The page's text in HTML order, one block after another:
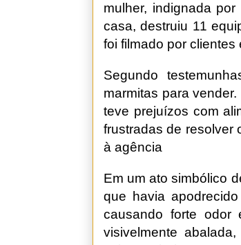
mulher, indignada
casa, destruiu 11
foi filmado por
Segundo
marmitas para
teve prejuízos com
frustradas de resolver
à agência
Em um ato simbólico
que havia
causando forte odor
visivelmente